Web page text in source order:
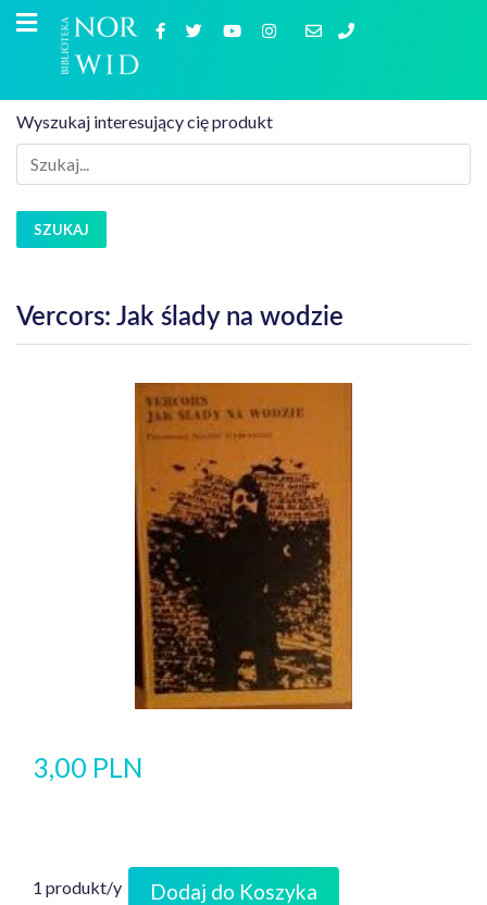
Wyszukaj interesujący cię produkt
SZUKAJ
Vercors: Jak ślady na wodzie
3,00 PLN
1 produkt/y Dodaj do Koszyka